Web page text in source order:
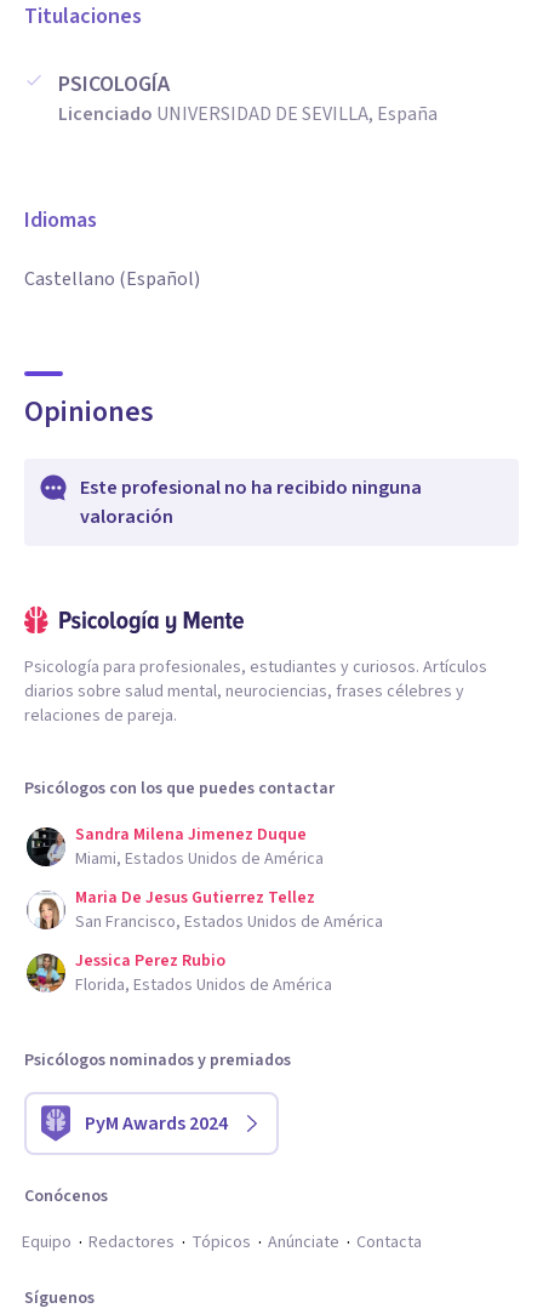
Titulaciones
PSICOLOGÍA
Licenciado UNIVERSIDAD DE SEVILLA, España
Idiomas
Castellano (Español)
Opiniones
Este profesional no ha recibido ninguna
valoración
Psicología para profesionales, estudiantes y curiosos. Artículos
diarios sobre salud mental, neurociencias, frases célebres y
relaciones de pareja.
Psicólogos con los que puedes contactar
Sandra Milena Jimenez Duque
Miami, Estados Unidos de América
Maria De Jesus Gutierrez Tellez
San Francisco, Estados Unidos de América
Jessica Perez Rubio
Florida, Estados Unidos de América
Psicólogos nominados y premiados
PyM Awards 2024
Conócenos
Equipo
Redactores Tópicos Anúnciate Contacta
Síguenos